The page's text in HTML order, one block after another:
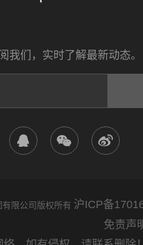
我们，实时了解最新动态。
有限公司版权所有 沪ICP备
责声明：网站